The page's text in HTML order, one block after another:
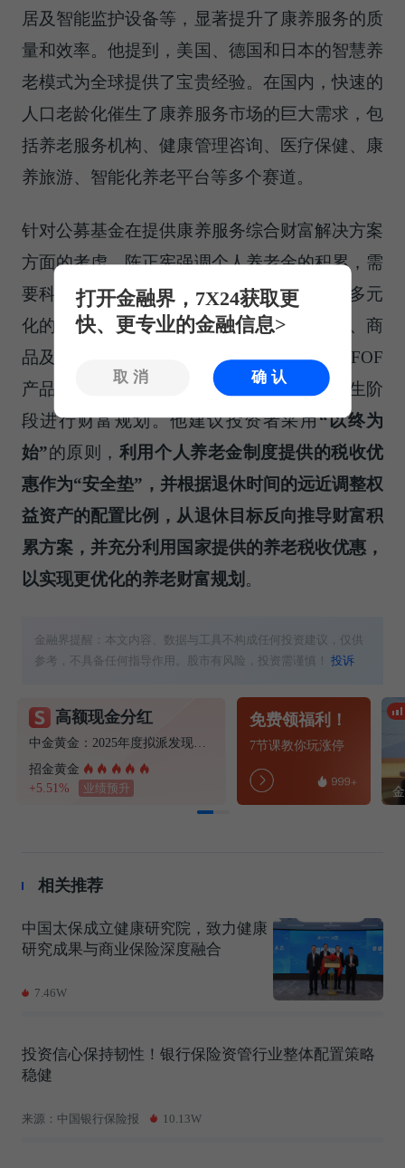
居及智能监护设备等，显著提升了康养服务的质
量和效率。他提到，美国、德国和日本的智慧养
老模式为全球提供了宝贵经验。在国内，快速的
人口老龄化催生了康养服务市场的巨大需求，包
括养老服务机构、健康管理咨询、医疗保健、康
养旅游、智能化养老平台等多个赛道。
针对公募基金在提供康养服务综合财富解决方案
方面的考虑，陈正宪强调个人养老金的积累，需
要科学的规划和长期的坚持，公募基金作为多元
化的财富管理工具，提供了包含股票、债券、商
品及海外资产的全球配置选项，特别是养老FOF
产品，有助于投资者根据个人财务状况和人生阶
段进行财富规划。他建议投资者采用“以终为
始”的原则， 利用个人养老金制度提供的税收优
惠作为“安全垫”，并根据退休时间的远近调整权
益资产的配置比例，从退休目标反向推导财富积
累方案，并充分利用国家提供的养老税收优惠，
以实现更优化的养老财富规划 。
金融界提醒：本文内容、数据与工具不构成任何投资建议，仅供
参考，不具备任何指导作用。股市有风险，投资需谨慎！投诉
高额现金分红
招金黄金
+5.51%
业绩预升
免费领福利！
7节课教你玩涨停
相关推荐
中国太保成立健康研究院，致力健康
研究成果与商业保险深度融合
7.46W
投资信心保持韧性！银行保险资管行业整体配置策略
稳健
来源：中国银行保险报 10.13W
打开金融界，7X24获取更
快、更专业的金融信息>
取消 确认